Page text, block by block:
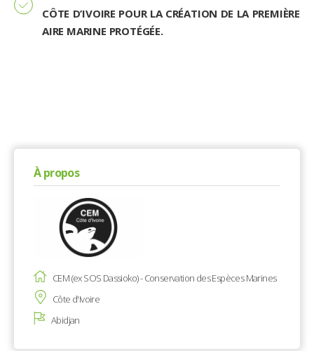
CÔTE D’IVOIRE POUR LA CRÉATION DE LA PREMIÈRE
AIRE MARINE PROTÉGÉE.
À propos
CEM (ex SOS Dassioko) - Conservation des Espèces Marines
Côte d'Ivoire
Abidjan